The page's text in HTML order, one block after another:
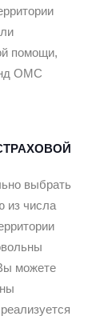
помощи,
ОМС
выбрать
из числа
можете